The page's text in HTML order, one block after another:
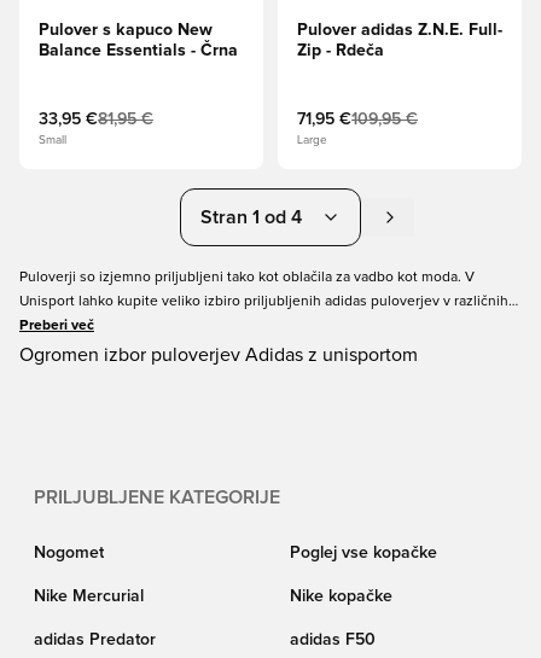
Pulover s kapuco New
Balance Essentials - Črna
33,95 €81,95 €
Small
Pulover adidas Z.N.E. Full-
Zip - Rdeča
71,95 €109,95 €
Large
Stran 1 od 4
Puloverji so izjemno priljubljeni tako kot oblačila za vadbo kot moda. V
Unisport lahko kupite veliko izbiro priljubljenih adidas puloverjev v različnih
barvah in velikostih za otroke in odrasle. Sivi in črni puloverji izgledajo
elegantno kot vedno, lahko pa se odločite tudi za nekaj bolj
Preberi več
Ogromen izbor puloverjev Adidas z unisportom
PRILJUBLJENE KATEGORIJE
Nogomet Poglej vse kopačke
Nike Mercurial Nike kopačke
adidas Predator adidas F50